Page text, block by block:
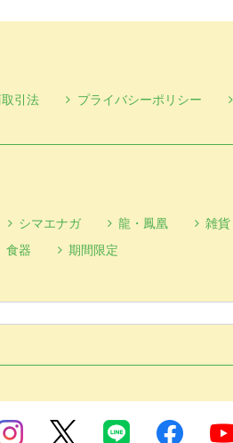
引法 プライバシーポリシー
シマエナガ 龍・鳳凰 雑貨
食器 期間限定